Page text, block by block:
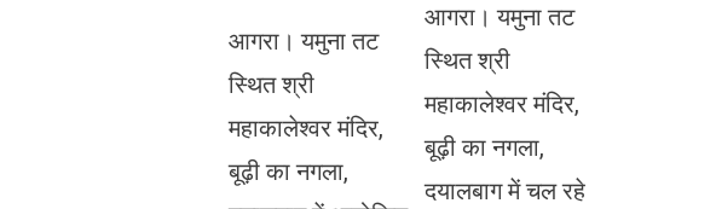
आगरा। यमुना तट
स्थित श्री
महाकालेश्वर मंदिर,
बूढ़ी का नगला,
आगरा। यमुना तट
स्थित श्री
महाकालेश्वर मंदिर,
बूढ़ी का नगला,
दयालबाग में चल रहे